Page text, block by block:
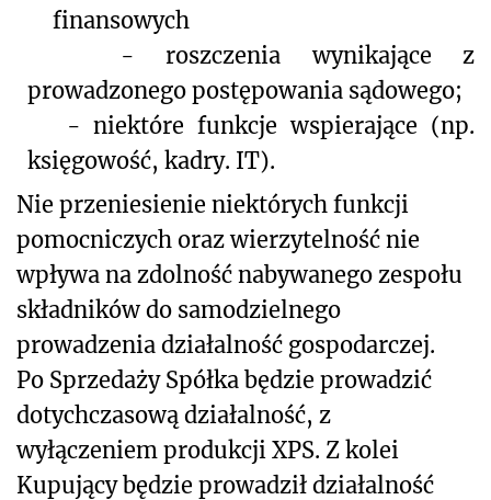
finansowych
- roszczenia wynikające z
prowadzonego postępowania sądowego;
-niektóre funkcje wspierające (np.
księgowość, kadry. IT).
Nie przeniesienie niektórych funkcji
pomocniczych oraz wierzytelność nie
wpływa na zdolność nabywanego zespołu
składników do samodzielnego
prowadzenia działalność gospodarczej.
Po Sprzedaży Spółka będzie prowadzić
dotychczasową działalność, z
wyłączeniem produkcji XPS. Z kolei
Kupujący będzie prowadził działalność